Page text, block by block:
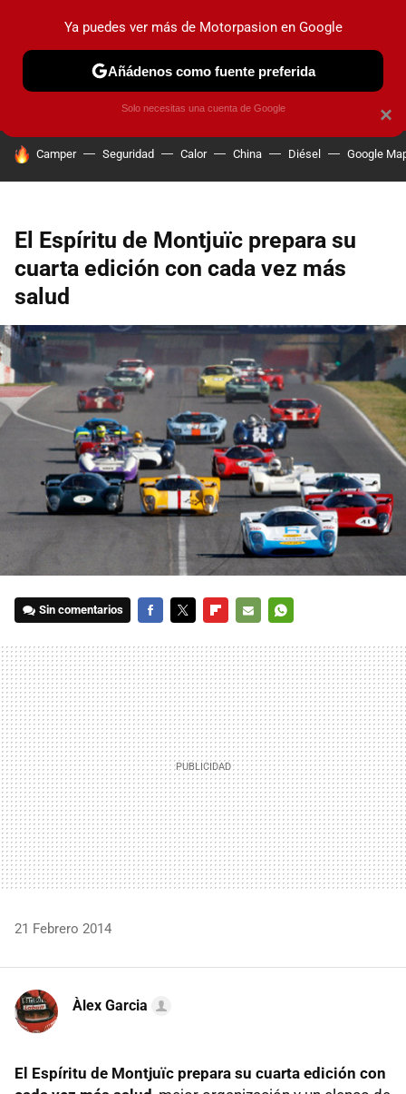
PRUEBAS COCHES ELÉCTRICOS OBSERVATORIO
HOY SE HABLA DE
Camper Seguridad Calor China Diésel Google
El Espíritu de Montjuïc prepara su
cuarta edición con cada vez más
salud
Sin comentarios
MAIL
21 Febrero 2014
Àlex Garcia
El Espíritu de Montjuïc prepara su cuarta edición con
×
Ya puedes ver más de Motorpasion en Google
Añádenos como fuente preferida
Solo necesitas una cuenta de Google